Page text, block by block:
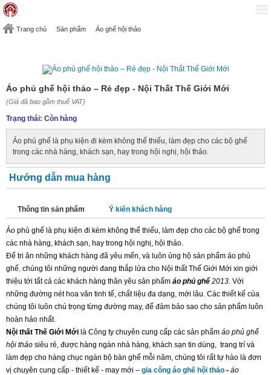
Trang chủ Sản phẩm Áo ghế hội thảo
Áo phủ ghế hội thảo – Rẻ đẹp - Nội Thất Thế Giới Mới
(Giá đã bao gồm thuế VAT)
Trạng thái: Còn hàng
Áo phủ ghế là phụ kiện đi kèm không thể thiếu, làm đẹp cho các bộ ghế
trong các nhà hàng, khách sạn, hay trong hội nghị, hội thảo.
Hướng dẫn mua hàng
Thông tin sản phẩm Ý kiến khách hàng
Áo phủ ghế là phụ kiện đi kèm không thể thiếu, làm đẹp cho các bộ ghế trong
các nhà hàng, khách sạn, hay trong hội nghị, hội thảo.
Để tri ân những khách hàng đã yêu mến, và luôn ủng hộ sản phẩm áo phủ
ghế, chúng tôi những người đang thắp lửa cho Nội thất Thế Giới Mới xin giới
thiệu tới tất cả các khách hàng thân yêu sản phẩm áo phủ ghể 2013. Với
những đường nét hoa văn tinh tế, chất liệu đa dạng, mới lâu. Các thiết kế của
chúng tôi luôn chú trọng từng đường may, để đảm bảo sao cho sản phẩm luôn
hoàn hảo nhất.
Nội thất Thế Giới Mới là Công ty chuyên cung cấp các sản phẩm áo phủ ghế
hội thảo siêu rẻ, được hàng ngàn nhà hàng, khách sạn tin dùng, trang trí và
làm đẹp cho hàng chục ngàn bộ bàn ghế mỗi năm, chúng tôi rất tự hào là đơn
vị chuyên cung cấp - thiết kế - may mới – gia công áo ghế hội thảo - áo